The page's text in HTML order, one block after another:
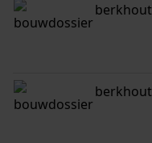
berkhout
berkhout